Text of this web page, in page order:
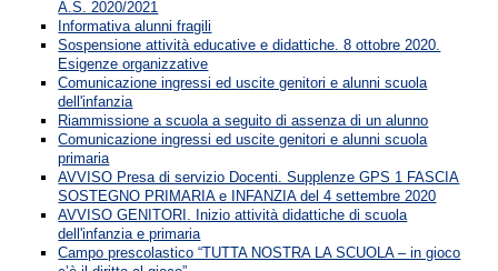
A.S. 2020/2021
Informativa alunni fragili
Sospensione attività educative e didattiche. 8 ottobre 2020.
Esigenze organizzative
Comunicazione ingressi ed uscite genitori e alunni scuola
dell'infanzia
Riammissione a scuola a seguito di assenza di un alunno
Comunicazione ingressi ed uscite genitori e alunni scuola
primaria
AVVISO Presa di servizio Docenti. Supplenze GPS 1 FASCIA
SOSTEGNO PRIMARIA e INFANZIA del 4 settembre 2020
AVVISO GENITORI. Inizio attività didattiche di scuola
dell'infanzia e primaria
Campo prescolastico “TUTTA NOSTRA LA SCUOLA – in gioco